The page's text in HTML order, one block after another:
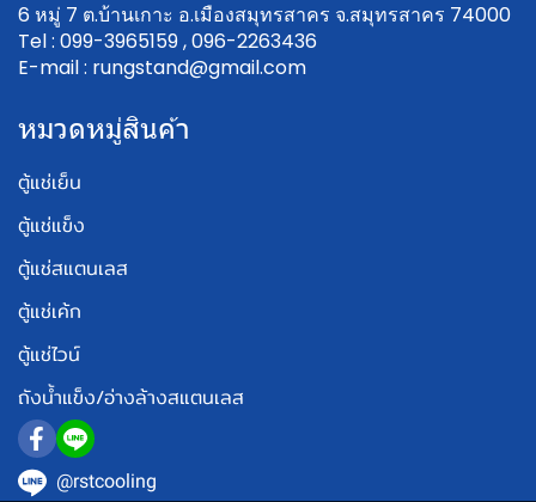
6 หมู่ 7 ต.บ้านเกาะ อ.เมืองสมุทรสาคร จ.สมุทรสาคร 74000
Tel : 099-3965159 , 096-2263436
E-mail : rungstand@gmail.com
หมวดหมู่สินค้า
ตู้แช่เย็น
ตู้แช่แข็ง
ตู้แช่สแตนเลส
ตู้แช่เค้ก
ตู้แช่ไวน์
ถังน้ำแข็ง/อ่างล้างสแตนเลส
@rstcooling